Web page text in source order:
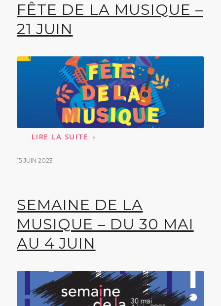
FÊTE DE LA MUSIQUE –
21 JUIN
LIRE LA SUITE
15 JUIN 2023
SEMAINE DE LA
MUSIQUE – DU 30 MAI
AU 4 JUIN